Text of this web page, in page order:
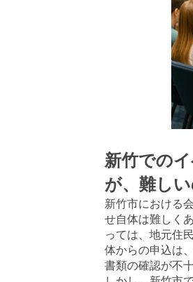
新竹での
が、難し
新竹市における
せ自体は難しく
っては、地元住
体からの申込は
書類の確認が不